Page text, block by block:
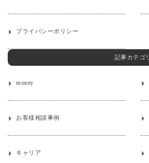
プライバシーポリシー
記事カテゴ
money
お客様相談事例
キャリア